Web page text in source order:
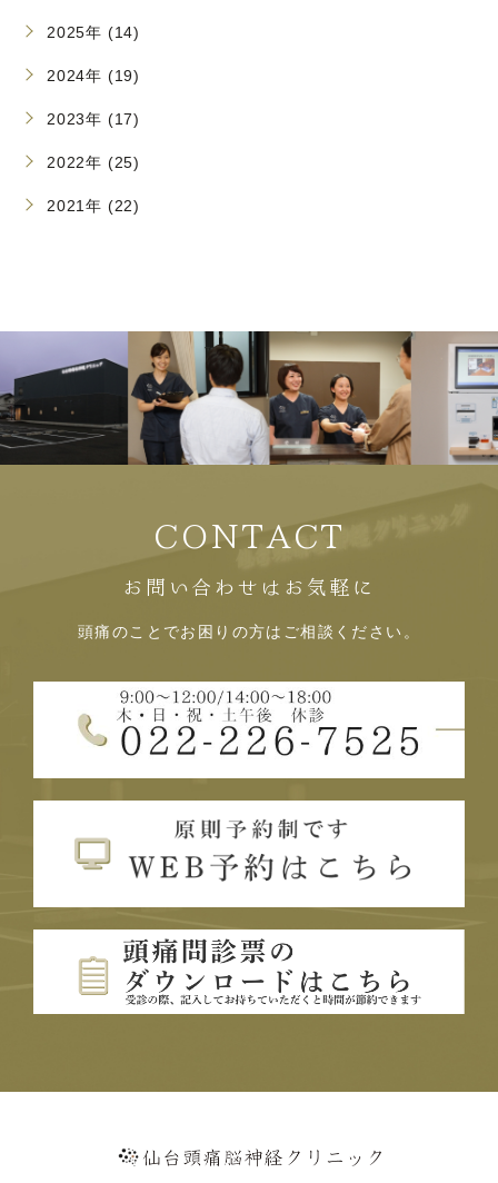
2025年 (14)
2024年 (19)
2023年 (17)
2022年 (25)
2021年 (22)
CONTACT
お問い合わせはお気軽に
頭痛のことでお困りの方はご相談ください。